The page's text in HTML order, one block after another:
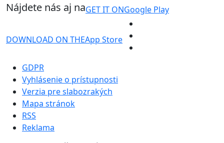
Nájdete nás aj naGET IT ONGoogle Play
DOWNLOAD ON THEApp Store
GDPR
Vyhlásenie o prístupnosti
Verzia pre slabozrakých
Mapa stránok
RSS
Reklama